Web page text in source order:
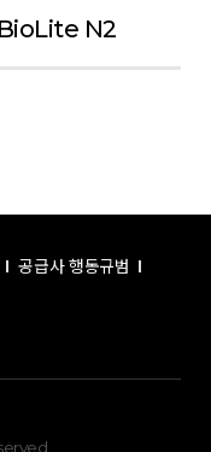
BioLite N2
공급사 행동규범